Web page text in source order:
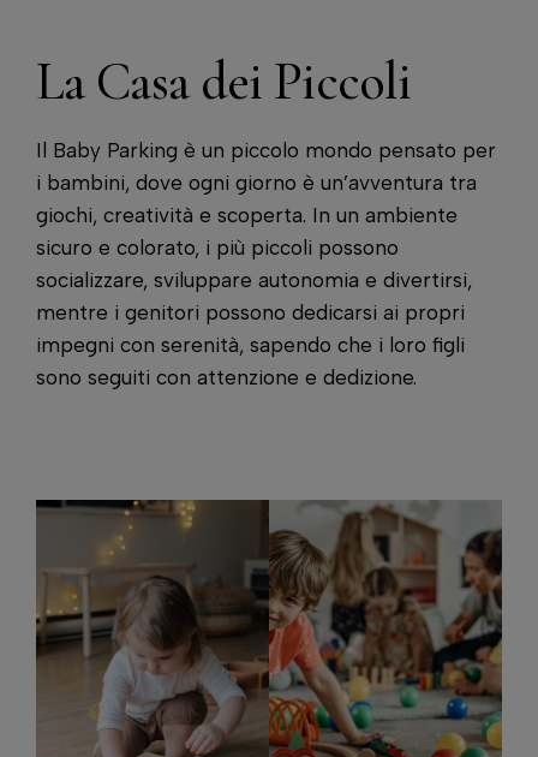
La Casa dei Piccoli
Il Baby Parking è un piccolo mondo pensato per
i bambini, dove ogni giorno è un’avventura tra
giochi, creatività e scoperta. In un ambiente
sicuro e colorato, i più piccoli possono
socializzare, sviluppare autonomia e divertirsi,
mentre i genitori possono dedicarsi ai propri
impegni con serenità, sapendo che i loro figli
sono seguiti con attenzione e dedizione.